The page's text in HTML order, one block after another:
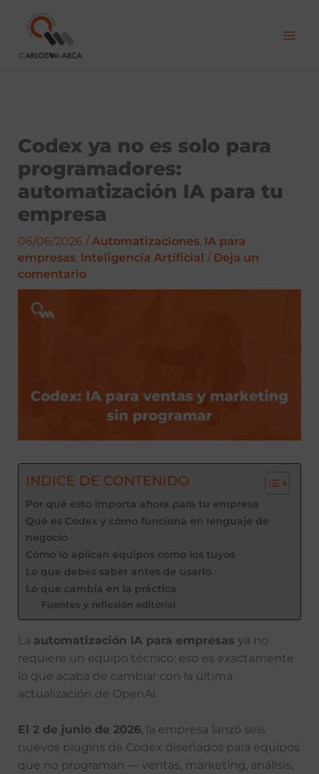
contenido
Codex ya no es solo para
programadores:
automatización IA para tu
empresa
06/06/2026 / Automatizaciones, IA para
empresas, Inteligencia Artificial / Deja un
comentario
INDICE DE CONTENIDO
Por qué esto importa ahora para tu empresa
Qué es Codex y cómo funciona en lenguaje de
negocio
Cómo lo aplican equipos como los tuyos
Lo que debes saber antes de usarlo
Lo que cambia en la práctica
Fuentes y reflexión editorial
La automatización IA para empresas ya no
requiere un equipo técnico: eso es exactamente
lo que acaba de cambiar con la última
actualización de OpenAI.
El 2 de junio de 2026, la empresa lanzó seis
nuevos plugins de Codex diseñados para equipos
que no programan — ventas, marketing, análisis,